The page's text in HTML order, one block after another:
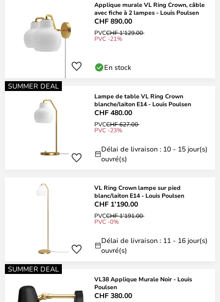
Applique murale VL Ring Crown, câble
avec fiche à 2 lampes - Louis Poulsen
CHF 890.00
PVCCHF 1’129.00
PVC -21%
En stock
SUMMER DEAL
Lampe de table VL Ring Crown
blanche/laiton E14 - Louis Poulsen
CHF 480.00
PVCCHF 627.00
PVC -23%
Délai de livraison : 10 - 15 jour(s)
ouvré(s)
VL Ring Crown lampe sur pied
blanc/laiton E14 - Louis Poulsen
CHF 1’190.00
PVCCHF 1’191.00
PVC -0%
Délai de livraison : 11 - 16 jour(s)
ouvré(s)
SUMMER DEAL
VL38 Applique Murale Noir - Louis
Poulsen
CHF 380.00